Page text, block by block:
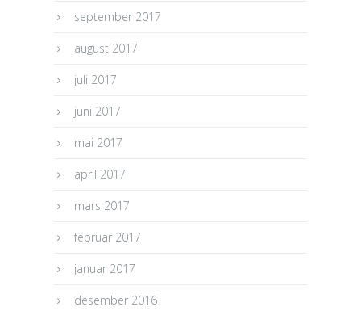
september 2017
august 2017
juli 2017
juni 2017
mai 2017
april 2017
mars 2017
februar 2017
januar 2017
desember 2016